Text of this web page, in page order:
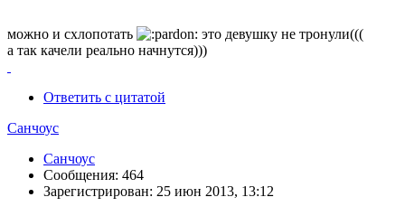
можно и схлопотать
это девушку не тронули(((
а так качели реально начнутся)))
Ответить с цитатой
Санчоус
Санчоус
Сообщения: 464
Зарегистрирован: 25 июн 2013, 13:12